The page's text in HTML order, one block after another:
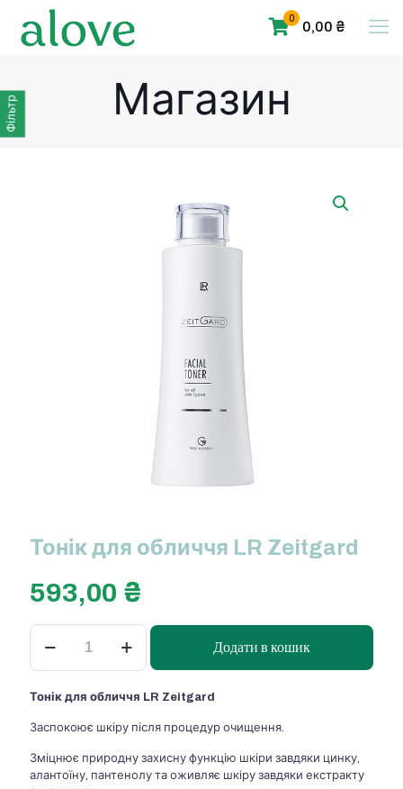
0
0,00 ₴
Магазин
Тонік для обличчя LR Zeitgard
593,00 ₴
Тонік
для
обличчя
Zeitgard
Додати в кошик
Тонік для обличчя LR Zeitgard
Заспокоює шкіру після процедур очищення.
Зміцнює природну захисну функцію шкіри завдяки цинку,
алантоїну, пантенолу та оживляє шкіру завдяки екстракту
Фільтр